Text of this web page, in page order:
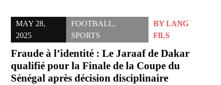
MAY 28,
2025
FOOTBALL,
SPORTS
BYLANG
FILS
Fraude à l’identité : Le Jaraaf de Dakar
qualifié pour la Finale de la Coupe du
Sénégal après décision disciplinaire